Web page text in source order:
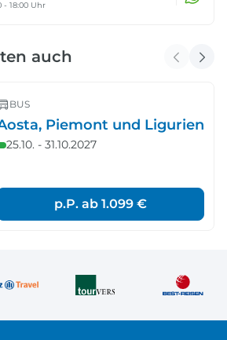
- 18:00 Uhr
auch
BUS
Piemont und Ligurien
25.10. - 31.10.2027
p.P. ab 1.099 €